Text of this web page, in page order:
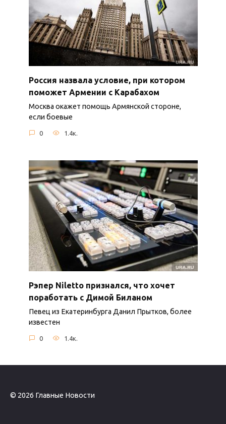
Россия назвала условие, при котором
поможет Армении с Карабахом
Москва окажет помощь Армянской стороне,
если боевые
0 1.4к.
Рэпер Niletto признался, что хочет
поработать с Димой Биланом
Певец из Екатеринбурга Данил Прытков, более
известен
0 1.4к.
© 2026 Главные Новости